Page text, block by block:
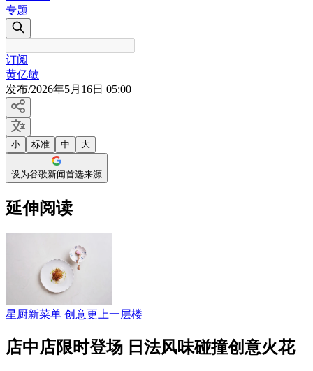
专题
订阅
黄亿敏
发布/2026年5月16日 05:00
小 标准 中 大
设为谷歌新闻首选来源
延伸阅读
星厨新菜单 创意更上一层楼
店中店限时登场 日法风味碰撞创意火花